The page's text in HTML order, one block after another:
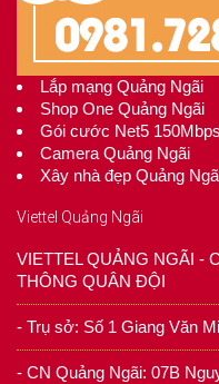
Lắp mạng Quảng Ngãi
Shop One Quảng Ngãi
Gói cước Net5 150Mbps
Camera Quảng Ngãi
Xây nhà đẹp Quảng
Viettel Quảng Ngãi
VIETTEL QUẢNG NGÃI -
THÔNG QUÂN ĐỘI
- Trụ sở: Số 1 Giang Văn
- CN Quảng Ngãi: 07B